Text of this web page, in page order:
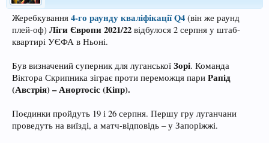
Жеребкування 4-го раунду кваліфікації Q4 (він же раунд
плей-оф) Ліги Європи 2021/22 відбулося 2 серпня у штаб-
квартирі УЄФА в Ньоні.
Був визначений суперник для луганської Зорі. Команда
Віктора Скрипника зіграє проти переможця пари Рапід
(Австрія) – Анортосіс (Кіпр).
Поєдинки пройдуть 19 і 26 серпня. Першу гру луганчани
проведуть на виїзді, а матч-відповідь – у Запоріжжі.